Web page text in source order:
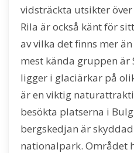
vidsträckta utsikter
Rila är också känt för
av vilka det finns mer
mest kända gruppen är
ligger i glaciärkar på
är en viktig
besökta platserna i
bergskedjan är
nationalpark. Området